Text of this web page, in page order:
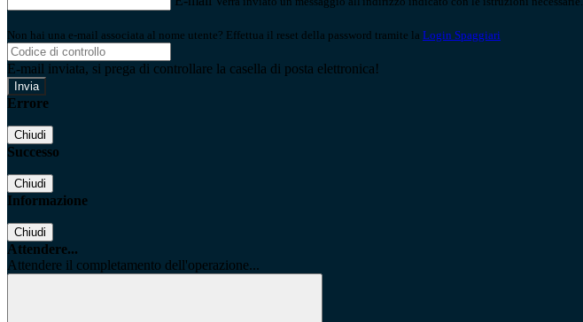
Non hai una e-mail associata al nome utente? Effettua il reset della password tramite la Login Spaggiari
E-mail inviata, si prega di controllare la casella di posta elettronica!
Errore
Chiudi
Successo
Chiudi
Informazione
Chiudi
Attendere...
Attendere il completamento dell'operazione...